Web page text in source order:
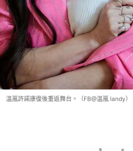
溫嵐許諾康復後重返舞台。（FB@温嵐 landy）